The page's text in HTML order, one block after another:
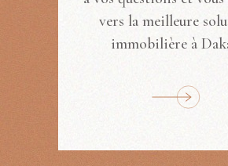
vers la meilleure
immobilière à